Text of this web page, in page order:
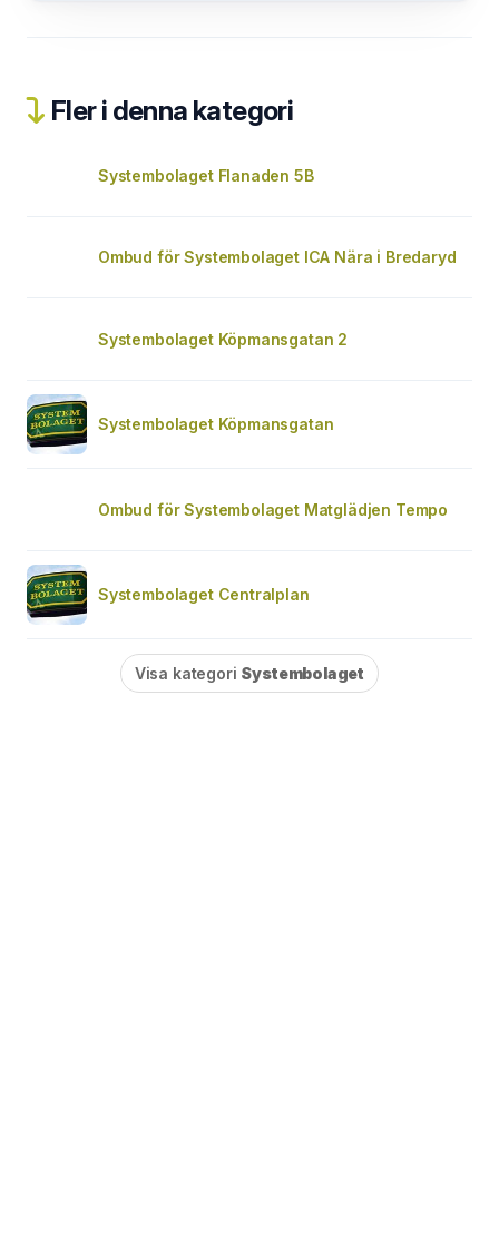
Fler i denna kategori
Systembolaget Flanaden 5B
Ombud för Systembolaget ICA Nära i Bredaryd
Systembolaget Köpmansgatan 2
Systembolaget Köpmansgatan
Ombud för Systembolaget Matglädjen Tempo
Systembolaget Centralplan
Visa kategori Systembolaget